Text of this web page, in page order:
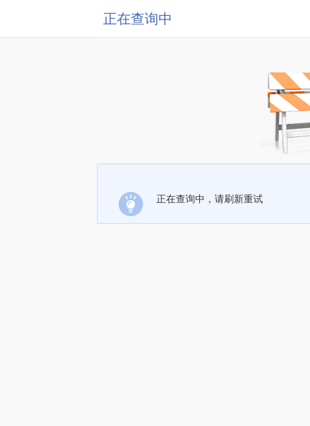
正在查询中
正在查询中，请刷新重试